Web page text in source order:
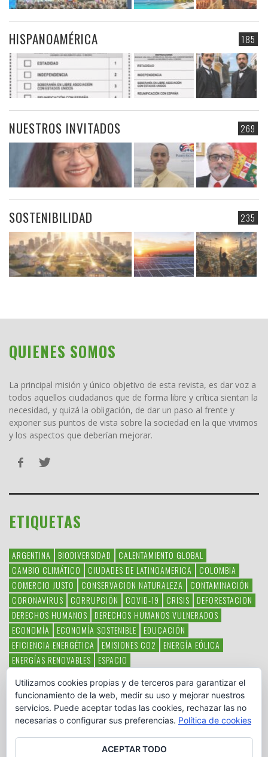
185
HISPANOAMÉRICA
269
NUESTROS INVITADOS
235
SOSTENIBILIDAD
QUIENES SOMOS
La principal misión y único objetivo de esta revista, es dar voz a
todos aquellos ciudadanos que de forma libre y crítica sientan la
necesidad, y quizá la obligación, de dar un paso al frente y
exponer sus puntos de vista sobre la sociedad en la que vivimos
y los aspectos que deberían mejorar.
ETIQUETAS
ARGENTINA BIODIVERSIDAD
CALENTAMIENTO GLOBAL
CAMBIO CLIMÁTICO
CIUDADES DE LATINOAMERICA
COLOMBIA
COMERCIO JUSTO
CONSERVACION NATURALEZA
CONTAMINACIÓN
CORONAVIRUS
CORRUPCIÓN COVID-19 CRISIS
DEFORESTACION
DERECHOS HUMANOS
DERECHOS HUMANOS VULNERADOS
ECONOMÍA
ECONOMÍA SOSTENIBLE
EDUCACIÓN
EFICIENCIA ENERGÉTICA
EMISIONES CO2
ENERGÍA EÓLICA
ENERGÍAS RENOVABLES
ESPACIO
HAMBRE LATINOAMÉRICA MEDIO AMBIENTE
MÉXICO
OBJETIVOS DEL MILENIO
ONGS PAZ POBREZA POESÍA
POLITICA
PUEBLOS INDÍGENAS RSC RSE
SOBERANÍA ALIMENTARIA
SOLIDARIDAD SOSTENIBILIDAD TECNOLOGÍA VERTIDO PETROLEO
Utilizamos cookies propias y de terceros para garantizar el
funcionamiento de la web, medir su uso y mejorar nuestros
servicios. Puede aceptar todas las cookies, rechazar las no
necesarias o configurar sus preferencias. Política de cookies
ACEPTAR TODO